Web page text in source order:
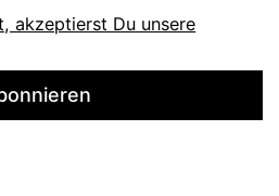
akzeptierst Du unsere